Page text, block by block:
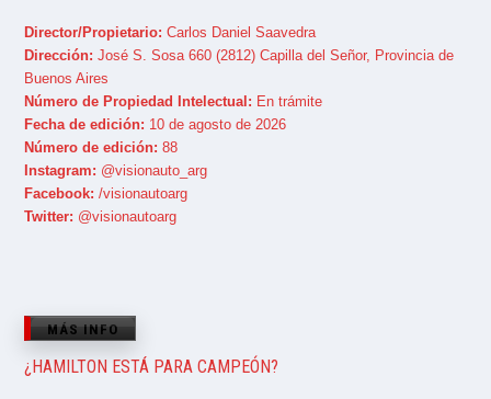
Director/Propietario: Carlos Daniel Saavedra
Dirección: José S. Sosa 660 (2812) Capilla del Señor, Provincia de
Buenos Aires
Número de Propiedad Intelectual: En trámite
Fecha de edición: 10 de agosto de 2026
Número de edición: 88
Instagram: @visionauto_arg
Facebook: /visionautoarg
Twitter: @visionautoarg
MÁS INFO
¿HAMILTON ESTÁ PARA CAMPEÓN?